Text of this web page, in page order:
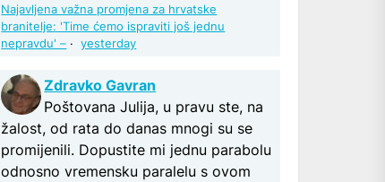
Najavljena važna promjena za hrvatske
branitelje: 'Time ćemo ispraviti još jednu
nepravdu' – ·yesterday
Zdravko Gavran
Poštovana Julija, u pravu ste, na
žalost, od rata do danas mnogi su se
promijenili. Dopustite mi jednu parabolu
odnosno vremensku paralelu s ovom